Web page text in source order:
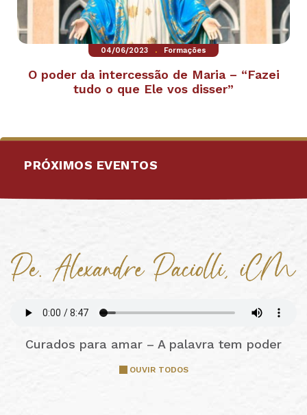
04/06/2023 . Formações
O poder da intercessão de Maria – “Fazei
tudo o que Ele vos disser”
PRÓXIMOS EVENTOS
Curados para amar – A palavra tem poder
OUVIR TODOS